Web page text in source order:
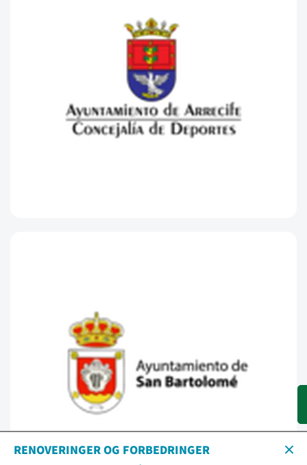
RENOVERINGER OG FORBEDRINGER